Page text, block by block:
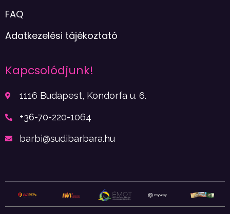
FAQ
Adatkezelési tájékoztató
Kapcsolódjunk!
1116 Budapest, Kondorfa u. 6.
+36-70-220-1064
barbi@sudibarbara.hu